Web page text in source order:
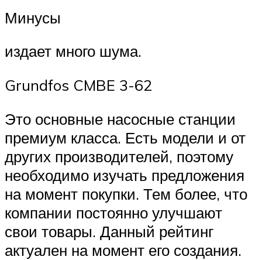
Минусы
издает много шума.
Grundfos CMBE 3-62
Это основные насосные станции
премиум класса. Есть модели и от
других производителей, поэтому
необходимо изучать предложения
на момент покупки. Тем более, что
компании постоянно улучшают
свои товары. Данный рейтинг
актуален на момент его создания.